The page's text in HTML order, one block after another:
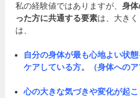
私の経験値ではありますが、身
った方に共通する要素は、大き
は、
自分の身体が最も心地よい状
ケアしている方。（身体へのア
心の大きな気づきや変化が起